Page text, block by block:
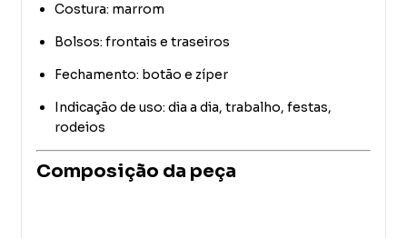
Costura: marrom
Bolsos: frontais e traseiros
Fechamento: botão e zíper
Indicação de uso: dia a dia, trabalho, festas,
rodeios
Composição da peça